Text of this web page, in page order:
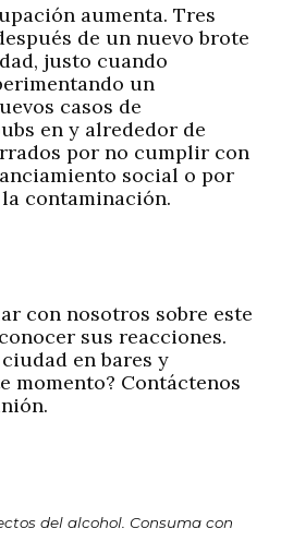
aumenta. Tres
de un nuevo brote
justo cuando
un
casos de
en y alrededor de
por no cumplir con
social o por
contaminación.
con nosotros sobre este
sus reacciones.
en bares y
momento? Contáctenos
del alcohol. Consuma con